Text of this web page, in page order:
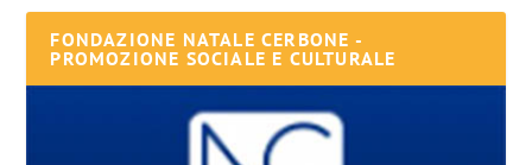
FONDAZIONE NATALE CERBONE -
PROMOZIONE SOCIALE E CULTURALE